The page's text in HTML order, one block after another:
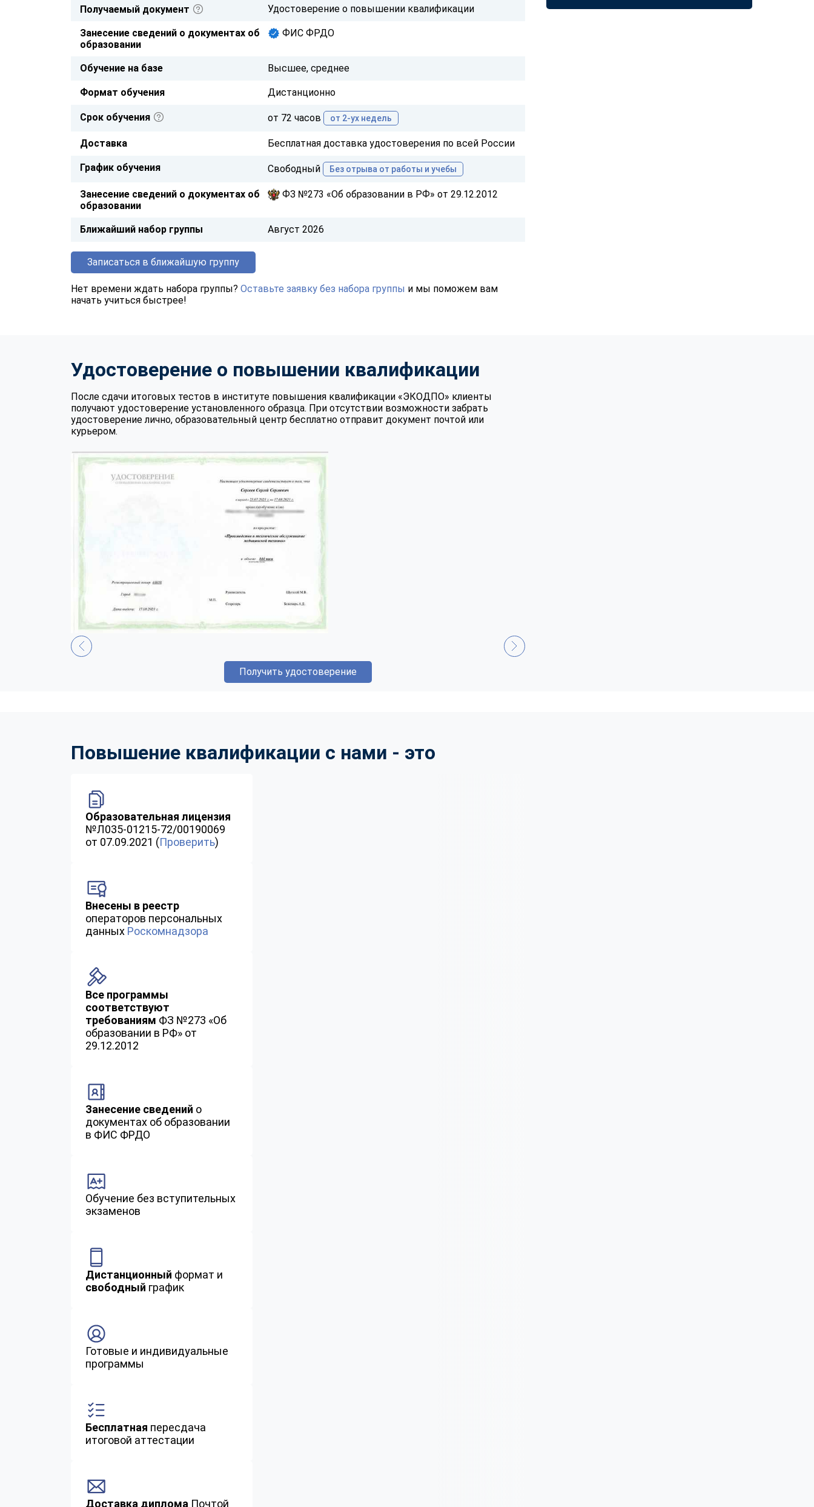
Получаемый документ Удостоверение о повышении квалификации
Занесение сведений о документах об
образовании
ФИС ФРДО
Обучение на базе Высшее, среднее
Формат обучения Дистанционно
Срок обучения от 72 часов от 2-ух недель
Доставка Бесплатная доставка удостоверения по всей России
График обучения Свободный Без отрыва от работы и учебы
Занесение сведений о документах об
образовании
ФЗ №273 «Об образовании в РФ» от 29.12.2012
Ближайший набор группы Август 2026
Записаться в ближайшую группу
Нет времени ждать набора группы? Оставьте заявку без набора группы и мы поможем вам
начать учиться быстрее!
Удостоверение о повышении квалификации
После сдачи итоговых тестов в институте повышения квалификации «ЭКОДПО» клиенты
получают удостоверение установленного образца. При отсутствии возможности забрать
удостоверение лично, образовательный центр бесплатно отправит документ почтой или
курьером.
Получить удостоверение
Повышение квалификации с нами - это
Образовательная лицензия
№Л035-01215-72/00190069
от 07.09.2021 (Проверить)
Внесены в реестр
операторов персональных
данных Роскомнадзора
Все программы
соответствуют
требованиям ФЗ №273 «Об
образовании в РФ» от
29.12.2012
Занесение сведений о
документах об образовании
в ФИС ФРДО
Обучение без вступительных
экзаменов
Дистанционный формат и
свободный график
Готовые и индивидуальные
программы
Бесплатная пересдача
итоговой аттестации
Доставка диплома Почтой